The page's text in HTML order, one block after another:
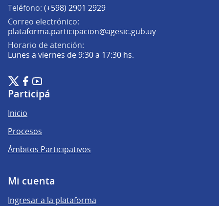
Teléfono: (+598) 2901 2929
Correo electrónico:
plataforma.participacion@agesic.gub.uy(Abrir en una
Horario de atención:
Lunes a viernes de 9:30 a 17:30 hs.
Plataforma de Participación Ciudadana Digital en X
(Enlace externo)
Plataforma de Participación Ciudadana Digital en Facebook
(Enlace externo)
Plataforma de Participación Ciudadana Digital en
(Enlace externo)
Participá
Inicio
Procesos
Ámbitos Participativos
Mi cuenta
Ingresar a la plataforma